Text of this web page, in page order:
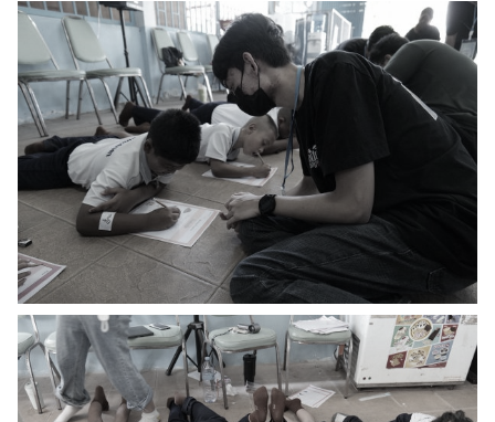
ค้นหา
สำหรับ: